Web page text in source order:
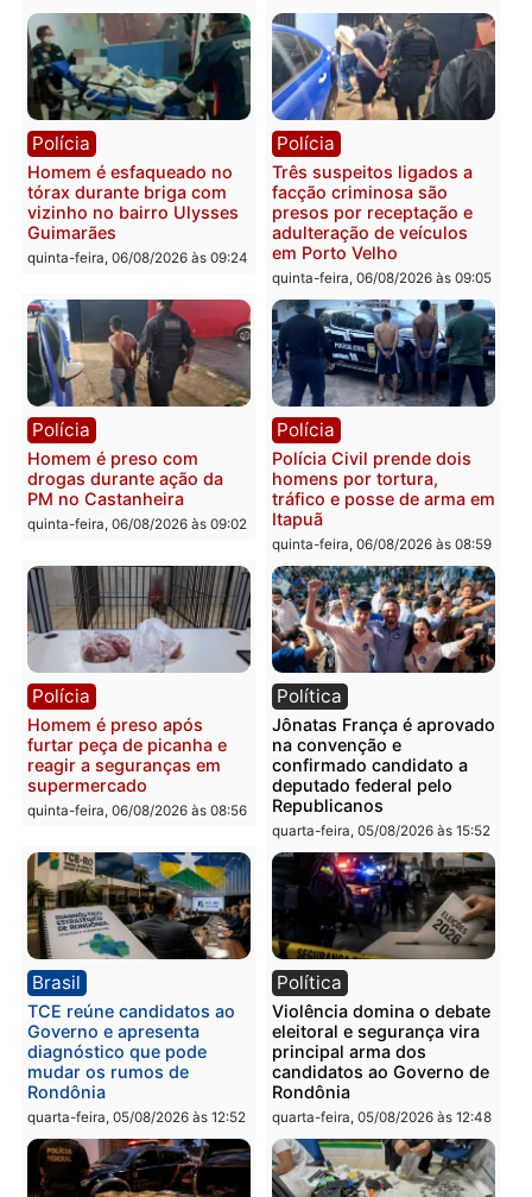
Tragédia na BR-364:
colisão entre caminhão e
carro deixa quatro mortos
em Porto Velho
quinta-feira, 06/08/2026 às 20:51
Ministro Dias Tofolli , do
TSE, determina
e processamento da
que pode levar à perda
mandato da prefeita de
Pimenta Bueno
quinta-feira, 06/08/2026 às
Polícia
Policiais militares
recuperam moto furtada e
prendem trio na zona
Leste
quinta-feira, 06/08/2026 às 09:28
Polícia
Jovem é encontrado
na Rua dos Cravos e
é investigado pela
em RO
quinta-feira, 06/08/2026 às
Polícia
Homem é esfaqueado no
tórax durante briga com
vizinho no bairro Ulysses
Guimarães
quinta-feira, 06/08/2026 às 09:24
Polícia
Três suspeitos ligados a
facção criminosa são
presos por receptação e
adulteração de veículos
em Porto Velho
quinta-feira, 06/08/2026 às
Polícia
Homem é preso com
drogas durante ação da
PM no Castanheira
quinta-feira, 06/08/2026 às 09:02
Polícia
Polícia Civil prende dois
homens por tortura,
tráfico e posse de arma
Itapuã
quinta-feira, 06/08/2026 às